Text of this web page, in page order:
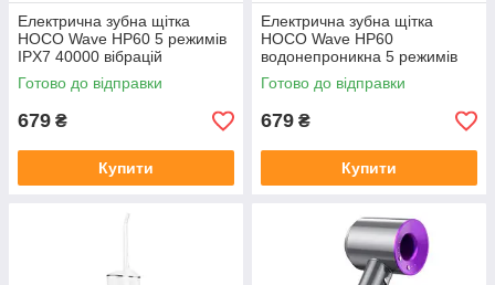
Електрична зубна щітка
HOCO Wave HP60 5 режимів
IPX7 40000 вібрацій
Готово до відправки
679 ₴
Купити
Електрична зубна щітка
HOCO Wave HP60
водонепроникна 5 режимів
1200 мАг
Готово до відправки
679 ₴
Купити